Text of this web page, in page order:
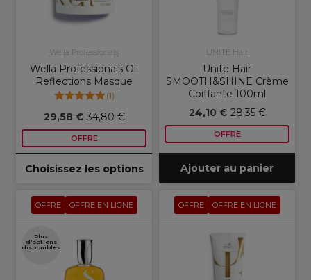
Wella Professionals
Wella Professionals Oil
Reflections Masque
(1)
29,58 €34,80 €
OFFRE
Choisissez les options
UNITE Hair
Unite Hair
SMOOTH&SHINE Crème
Coiffante 100ml
24,10 €28,35 €
OFFRE
Ajouter au panier
OFFRE OFFRE EN LIGNE
Plus
d'options
disponibles
OFFRE OFFRE EN LIGNE